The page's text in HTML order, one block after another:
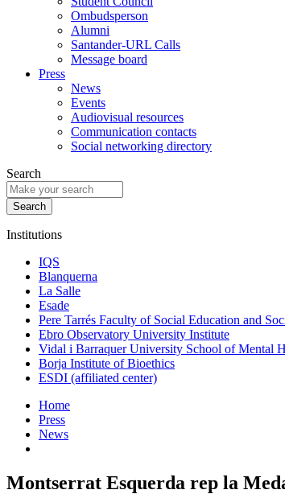
Ombudsperson
Alumni
Santander-URL Calls
Message board
Press
News
Events
Audiovisual resources
Communication contacts
Social networking directory
Search
Institutions
IQS
Blanquerna
La Salle
Esade
Pere Tarrés Faculty of Social Education and
Ebro Observatory University Institute
Vidal i Barraquer University School of Mental
Borja Institute of Bioethics
ESDI (affiliated center)
Home
Press
News
Montserrat Esquerda rep la